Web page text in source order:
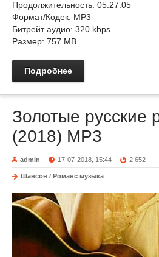
Продолжительность: 05:27:05
Формат/Кодек: MP3
Битрейт аудио: 320 kbps
Размер: 757 MB
Подробнее
Золотые русские
(2018) MP3
admin 17-07-2018, 15:44 2 652
Шансон / Романс музыка